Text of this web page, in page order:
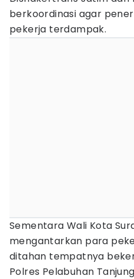
berkoordinasi agar
pekerja terdampak.
Sementara Wali Kota
mengantarkan para
ditahan tempatnya
Polres Pelabuhan